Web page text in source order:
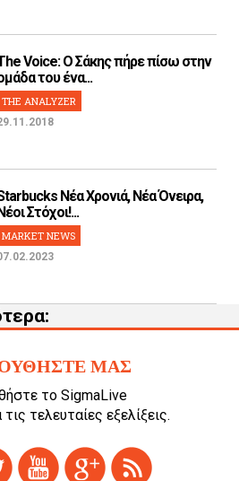
Voice: Ο Σάκης πήρε πίσω στην
του ένα...
THE ANALYZER
Νέα Χρονιά, Νέα Όνειρα,
Στόχοι!...
MARKET NEWS
ΜΑΣ
το SigmaLive
τελευταίες εξελίξεις.